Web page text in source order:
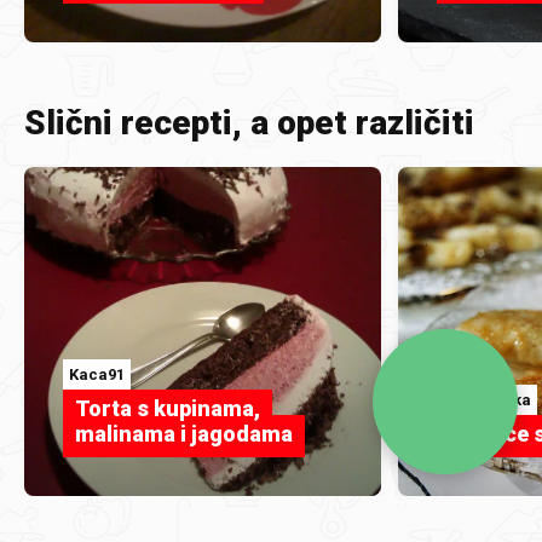
Slični recepti, a opet različiti
Kaca91
Torta s kupinama,
malinama i jagodama
coolinarika
Taškice